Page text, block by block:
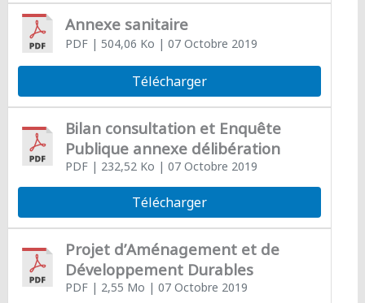
Annexe sanitaire
PDF| 504,06 Ko | 07 Octobre 2019
Télécharger
Bilan consultation et Enquête
Publique annexe délibération
PDF| 232,52 Ko | 07 Octobre 2019
Télécharger
Projet d’Aménagement et de
Développement Durables
PDF| 2,55 Mo | 07 Octobre 2019